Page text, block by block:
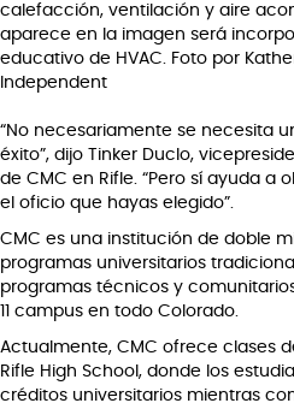
calefacción, ventilación y aire
aparece en la imagen será
educativo de HVAC. Foto por
Independent
“No necesariamente se necesita
éxito”, dijo Tinker Duclo,
de CMC en Rifle. “Pero sí ayuda a
el oficio que hayas elegido”.
CMC es una institución de doble
programas universitarios
programas técnicos y
11 campus en todo Colorado.
Actualmente, CMC ofrece clases
Rifle High School, donde los
créditos universitarios mientras